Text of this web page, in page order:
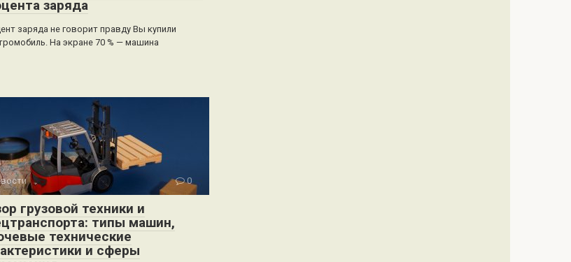
заряда
заряда не говорит правду Вы купили
На экране 70 % — машина
0
грузовой техники и
типы машин,
технические
и сферы